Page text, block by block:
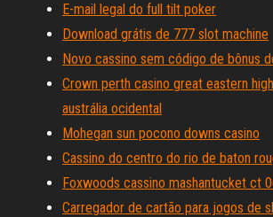
E-mail legal do full tilt poker
Download grátis de 777 slot machine
Novo cassino sem código de bônus
Crown perth casino great eastern
austrália ocidental
Mohegan sun pocono downs casino
Cassino do centro do rio de baton
Foxwoods cassino mashantucket ct
Carregador de cartão para jogos de